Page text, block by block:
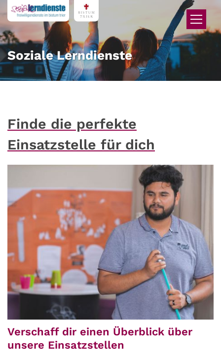
Zum Inhalt springen
Soziale Lerndienste
Finde die perfekte
Einsatzstelle für dich
Verschaff dir einen Überblick über
unsere Einsatzstellen